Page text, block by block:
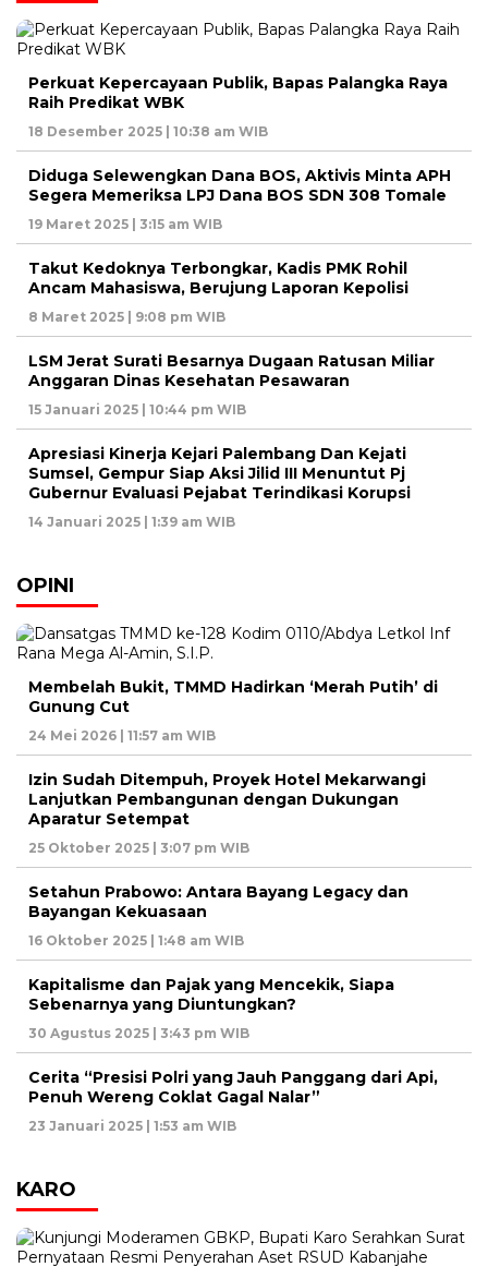
Perkuat Kepercayaan Publik, Bapas Palangka Raya
Raih Predikat WBK
18 Desember 2025 | 10:38 am WIB
Diduga Selewengkan Dana BOS, Aktivis Minta APH
Segera Memeriksa LPJ Dana BOS SDN 308 Tomale
19 Maret 2025 | 3:15 am WIB
Takut Kedoknya Terbongkar, Kadis PMK Rohil
Ancam Mahasiswa, Berujung Laporan Kepolisi
8 Maret 2025 | 9:08 pm WIB
LSM Jerat Surati Besarnya Dugaan Ratusan Miliar
Anggaran Dinas Kesehatan Pesawaran
15 Januari 2025 | 10:44 pm WIB
Apresiasi Kinerja Kejari Palembang Dan Kejati
Sumsel, Gempur Siap Aksi Jilid III Menuntut Pj
Gubernur Evaluasi Pejabat Terindikasi Korupsi
14 Januari 2025 | 1:39 am WIB
OPINI
Membelah Bukit, TMMD Hadirkan ‘Merah Putih’ di
Gunung Cut
24 Mei 2026 | 11:57 am WIB
Izin Sudah Ditempuh, Proyek Hotel Mekarwangi
Lanjutkan Pembangunan dengan Dukungan
Aparatur Setempat
25 Oktober 2025 | 3:07 pm WIB
Setahun Prabowo: Antara Bayang Legacy dan
Bayangan Kekuasaan
16 Oktober 2025 | 1:48 am WIB
Kapitalisme dan Pajak yang Mencekik, Siapa
Sebenarnya yang Diuntungkan?
30 Agustus 2025 | 3:43 pm WIB
Cerita “Presisi Polri yang Jauh Panggang dari Api,
Penuh Wereng Coklat Gagal Nalar”
23 Januari 2025 | 1:53 am WIB
KARO